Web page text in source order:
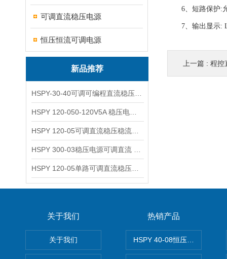
可调直流稳压电源
恒压恒流可调电源
新品推荐
6、短路保护:允
7、输出显示:
上一篇 : 程控
关于我们
关于我们
热销产品
HSPY 40-08恒压恒流恒功率